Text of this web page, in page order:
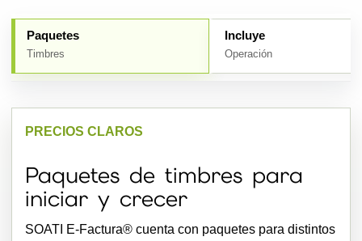
Paquetes
Timbres
Incluye
Operación
PRECIOS CLAROS
Paquetes de timbres para
iniciar y crecer
SOATI E-Factura® cuenta con paquetes para distintos